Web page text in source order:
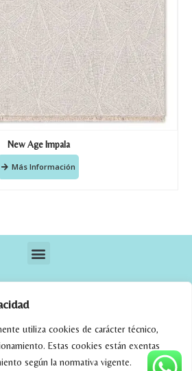
utiliza cookies de carácter técnico,
Estas cookies están exentas
según la normativa vigente.
New Age Impala
Más Información
© 2023. Designed By W Media